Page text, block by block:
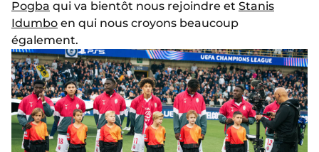
Pogba qui va bientôt nous rejoindre et Stanis
Idumbo en qui nous croyons beaucoup
également.